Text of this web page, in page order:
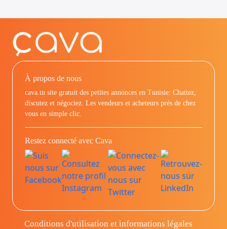
À propos de nous
cava.tn site gratuit des petites annonces en Tunisie: Chattez,
discutez et négociez. Les vendeurs et acheteurs prés de chez
vous en simple clic.
Restez connecté avec Cava
Conditions d'utilisation et informations légales